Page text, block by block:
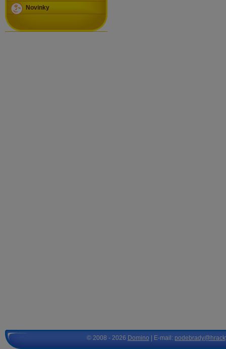
Novinky
© 2008 - 2026 Domino | E-mail: